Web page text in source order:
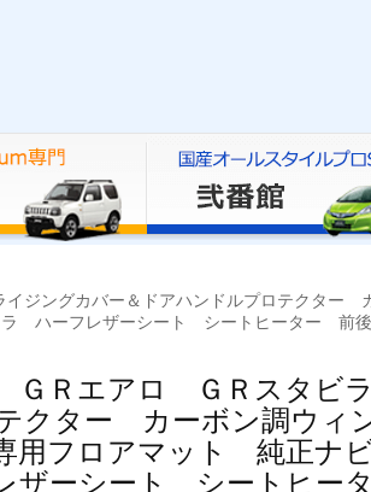
ングカバー＆ドアハンドルプロテクター
ハーフレザーシート シートヒーター 前後
Ｒエアロ ＧＲスタビ
クター カーボン調ウィ
用フロアマット 純正ナ
ーシート シートヒータ